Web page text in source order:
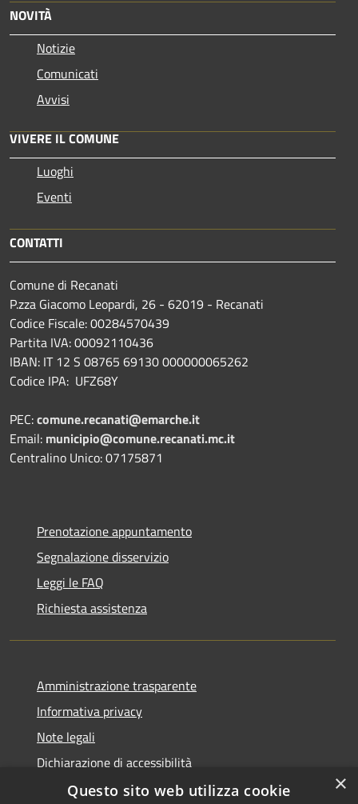
NOVITÀ
Notizie
Comunicati
Avvisi
VIVERE IL COMUNE
Luoghi
Eventi
CONTATTI
Comune di Recanati
P.zza Giacomo Leopardi, 26 - 62019 - Recanati
Codice Fiscale: 00284570439
Partita IVA: 00092110436
IBAN: IT 12 S 08765 69130 000000065262
Codice IPA: UFZ68Y
PEC:comune.recanati@emarche.it
Email: municipio@comune.recanati.mc.it
Centralino Unico: 07175871
Prenotazione appuntamento
Segnalazione disservizio
Leggi le FAQ
Richiesta assistenza
Amministrazione trasparente
Informativa privacy
Note legali
Dichiarazione di accessibilità
×
Questo sito web utilizza cookie